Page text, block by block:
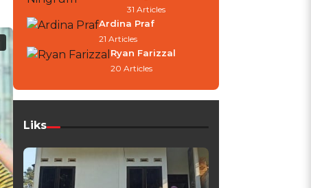
31 Articles
Ardina Praf
21 Articles
Ryan Farizzal
20 Articles
Liks